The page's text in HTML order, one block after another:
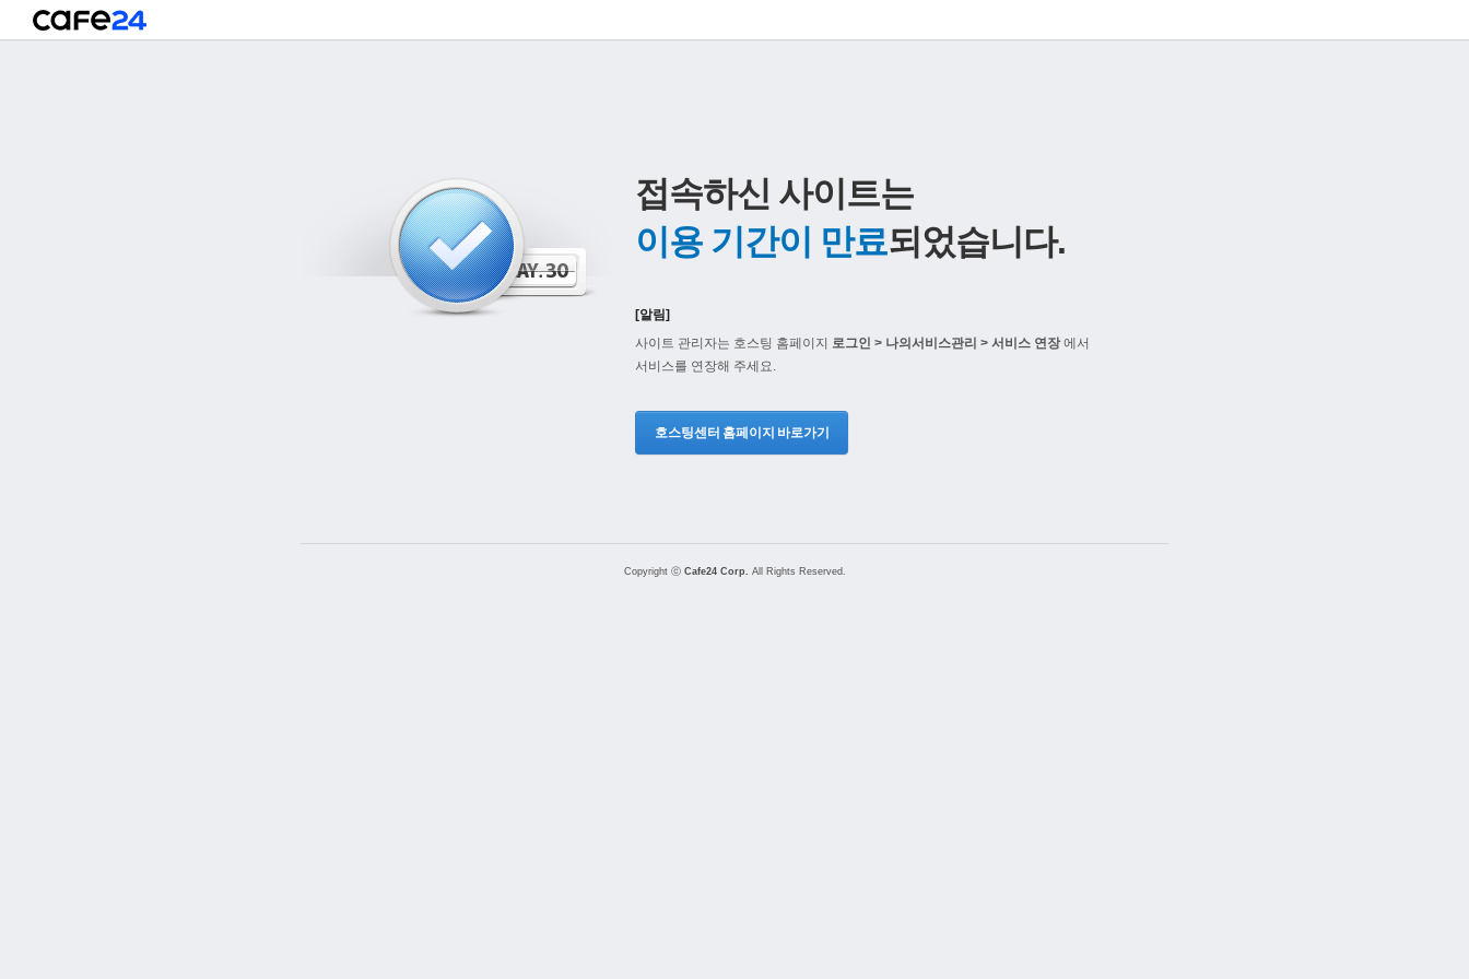
접속하신 사이트는
이용 기간이 만료되었습니다.
[알림]
사이트 관리자는 호스팅 홈페이지 로그인 > 나의서비스관리 > 서비스 연장에서
서비스를 연장해 주세요.
호스팅센터 홈페이지 바로가기
Copyright ⓒ Cafe24 Corp. All Rights Reserved.